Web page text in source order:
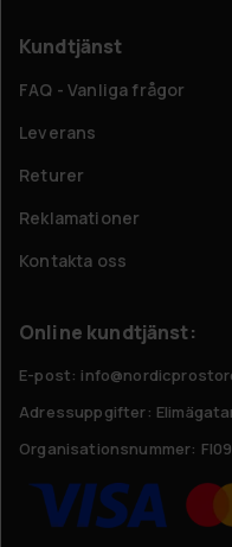
Kundtjänst
FAQ - Vanliga frågor
Leverans
Returer
Reklamationer
Kontakta oss
Online kundtjänst:
E-post:
Adressuppgifter:
Organisationsnummer: